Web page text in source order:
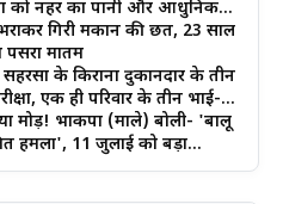
को नहर का पानी और आधुनिक
गिरी मकान की छत, 23 साल
पसरा मातम
के किराना दुकानदार के तीन
एक ही परिवार के तीन भाई-
मोड़! भाकपा (माले) बोली- 'बालू
हमला', 11 जुलाई को बड़ा